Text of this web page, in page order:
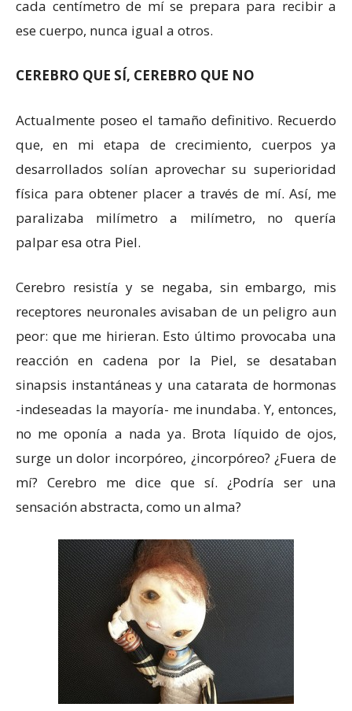
cada centímetro de mí se prepara para recibir a
ese cuerpo, nunca igual a otros.
CEREBRO QUE SÍ, CEREBRO QUE NO
Actualmente poseo el tamaño definitivo. Recuerdo
que, en mi etapa de crecimiento, cuerpos ya
desarrollados solían aprovechar su superioridad
física para obtener placer a través de mí. Así, me
paralizaba milímetro a milímetro, no quería
palpar esa otra Piel.
Cerebro resistía y se negaba, sin embargo, mis
receptores neuronales avisaban de un peligro aun
peor: que me hirieran. Esto último provocaba una
reacción en cadena por la Piel, se desataban
sinapsis instantáneas y una catarata de hormonas
-indeseadas la mayoría- me inundaba. Y, entonces,
no me oponía a nada ya. Brota líquido de ojos,
surge un dolor incorpóreo, ¿incorpóreo? ¿Fuera de
mí? Cerebro me dice que sí. ¿Podría ser una
sensación abstracta, como un alma?